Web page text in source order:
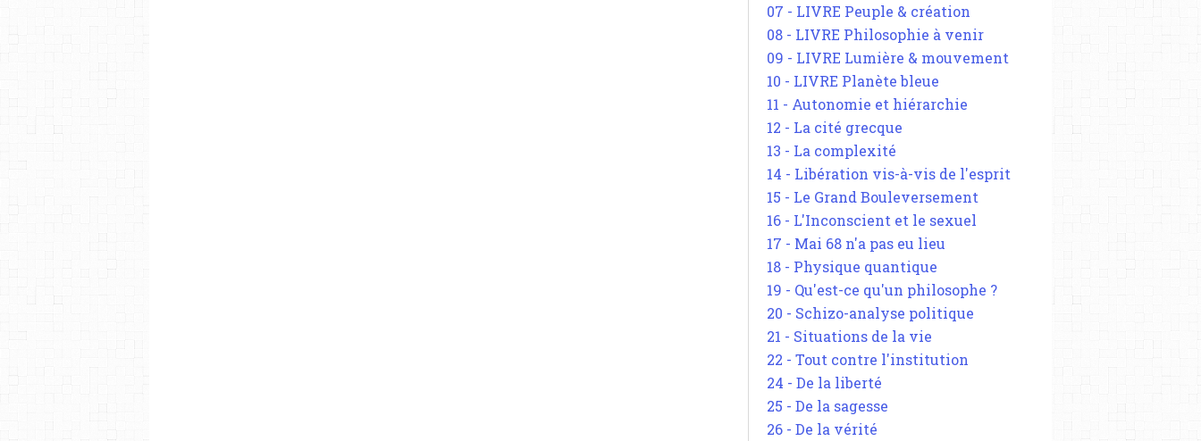
07 - LIVRE Peuple & création
08 - LIVRE Philosophie à venir
09 - LIVRE Lumière & mouvement
10 - LIVRE Planète bleue
11 - Autonomie et hiérarchie
12 - La cité grecque
13 - La complexité
14 - Libération vis-à-vis de l'esprit
15 - Le Grand Bouleversement
16 - L'Inconscient et le sexuel
17 - Mai 68 n'a pas eu lieu
18 - Physique quantique
19 - Qu'est-ce qu'un philosophe ?
20 - Schizo-analyse politique
21 - Situations de la vie
22 - Tout contre l'institution
24 - De la liberté
25 - De la sagesse
26 - De la vérité